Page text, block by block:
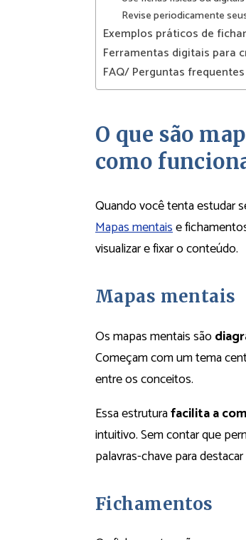
Revise periodicamente
Exemplos práticos de
Ferramentas digitais para
FAQ/ Perguntas frequentes
O que são
como
Quando você tenta estudar
Mapas mentaise
visualizar e fixar o conteúdo.
Mapas mentais
Os mapas mentais são
Começam com um tema
entre os conceitos.
Essa estruturafacilita a
intuitivo. Sem contar que
palavras-chave para
Fichamentos